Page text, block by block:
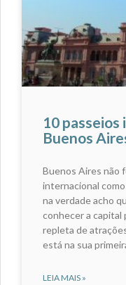
10
Buenos
Buenos Aires não
internacional
na verdade acho
conhecer a capital
repleta de
está na sua
LEIA MAIS »